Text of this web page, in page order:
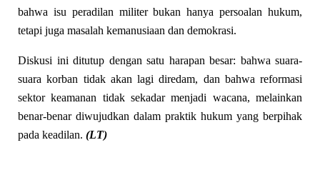
bahwa isu peradilan militer bukan hanya persoalan hukum,
tetapi juga masalah kemanusiaan dan demokrasi.
Diskusi ini ditutup dengan satu harapan besar: bahwa suara-
suara korban tidak akan lagi diredam, dan bahwa reformasi
sektor keamanan tidak sekadar menjadi wacana, melainkan
benar-benar diwujudkan dalam praktik hukum yang berpihak
pada keadilan. (LT)